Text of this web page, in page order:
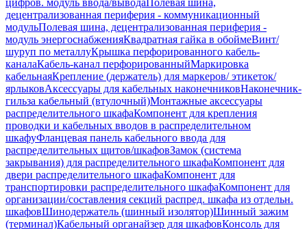
цифров. модуль ввода/выводаПолевая шина,
децентрализованная периферия - коммуникационный
модульПолевая шина, децентрализованная периферия -
модуль энергоснабженияКвадратная гайка в обоймеВинт/
шуруп по металлуКрышка перфорированного кабель-
каналаКабель-канал перфорированныйМаркировка
кабельнаяКрепление (держатель) для маркеров/ этикеток/
ярлыковАксессуары для кабельных наконечниковНаконечник-
гильза кабельный (втулочный)Монтажные аксессуары
распределительного шкафаКомпонент для крепления
проводки и кабельных вводов в распределительном
шкафуФланцевая панель кабельного ввода для
распределительных щитов/шкафовЗамок (система
закрывания) для распределительного шкафаКомпонент для
двери распределительного шкафаКомпонент для
транспортировки распределительного шкафаКомпонент для
организации/составления секций распред. шкафа из отдельн.
шкафовШинодержатель (шинный изолятор)Шинный зажим
(терминал)Кабельный органайзер для шкафовКонсоль для